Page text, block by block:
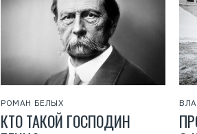
РОМАН БЕЛЫХ
КТО ТАКОЙ ГОСПОДИН